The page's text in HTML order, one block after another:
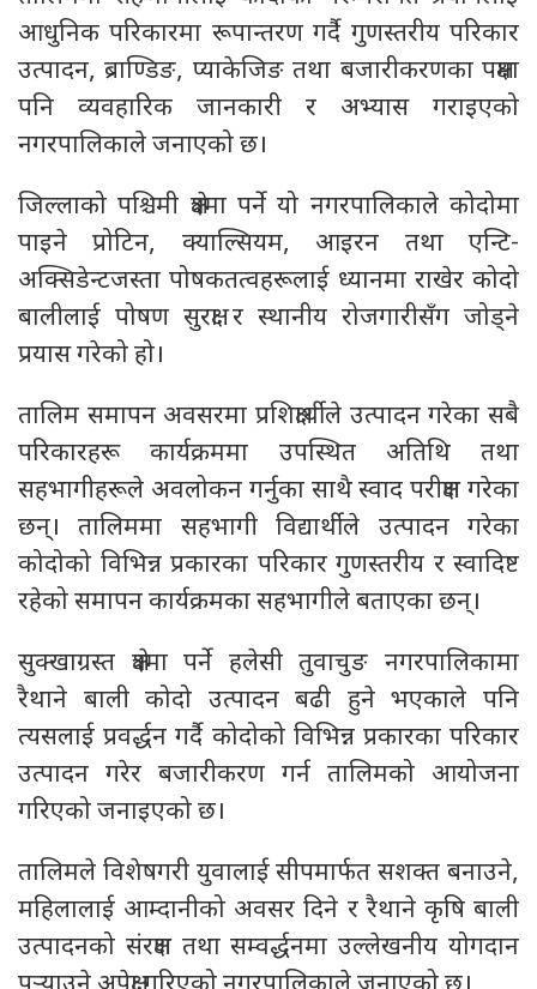
आधुनिक परिकारमा रूपान्तरण गर्दै गुणस्तरीय परिकार
उत्पादन, ब्राण्डिङ, प्याकेजिङ तथा बजारीकरणका पक्षमा
पनि व्यवहारिक जानकारी र अभ्यास गराइएको
नगरपालिकाले जनाएको छ।
जिल्लाको पश्चिमी क्षेत्रमा पर्ने यो नगरपालिकाले कोदोमा
पाइने प्रोटिन, क्याल्सियम, आइरन तथा एन्टि-
अक्सिडेन्टजस्ता पोषकतत्वहरूलाई ध्यानमा राखेर कोदो
बालीलाई पोषण सुरक्षा र स्थानीय रोजगारीसँग जोड्ने
प्रयास गरेको हो।
तालिम समापन अवसरमा प्रशिक्षार्थीले उत्पादन गरेका सबै
परिकारहरू कार्यक्रममा उपस्थित अतिथि तथा
सहभागीहरूले अवलोकन गर्नुका साथै स्वाद परीक्षण गरेका
छन्। तालिममा सहभागी विद्यार्थीले उत्पादन गरेका
कोदोको विभिन्न प्रकारका परिकार गुणस्तरीय र स्वादिष्ट
रहेको समापन कार्यक्रमका सहभागीले बताएका छन्।
सुक्खाग्रस्त क्षेत्रमा पर्ने हलेसी तुवाचुङ नगरपालिकामा
रैथाने बाली कोदो उत्पादन बढी हुने भएकाले पनि
त्यसलाई प्रवर्द्धन गर्दै कोदोको विभिन्न प्रकारका परिकार
उत्पादन गरेर बजारीकरण गर्न तालिमको आयोजना
गरिएको जनाइएको छ।
तालिमले विशेषगरी युवालाई सीपमार्फत सशक्त बनाउने,
महिलालाई आम्दानीको अवसर दिने र रैथाने कृषि बाली
उत्पादनको संरक्षण तथा सम्वर्द्धनमा उल्लेखनीय योगदान